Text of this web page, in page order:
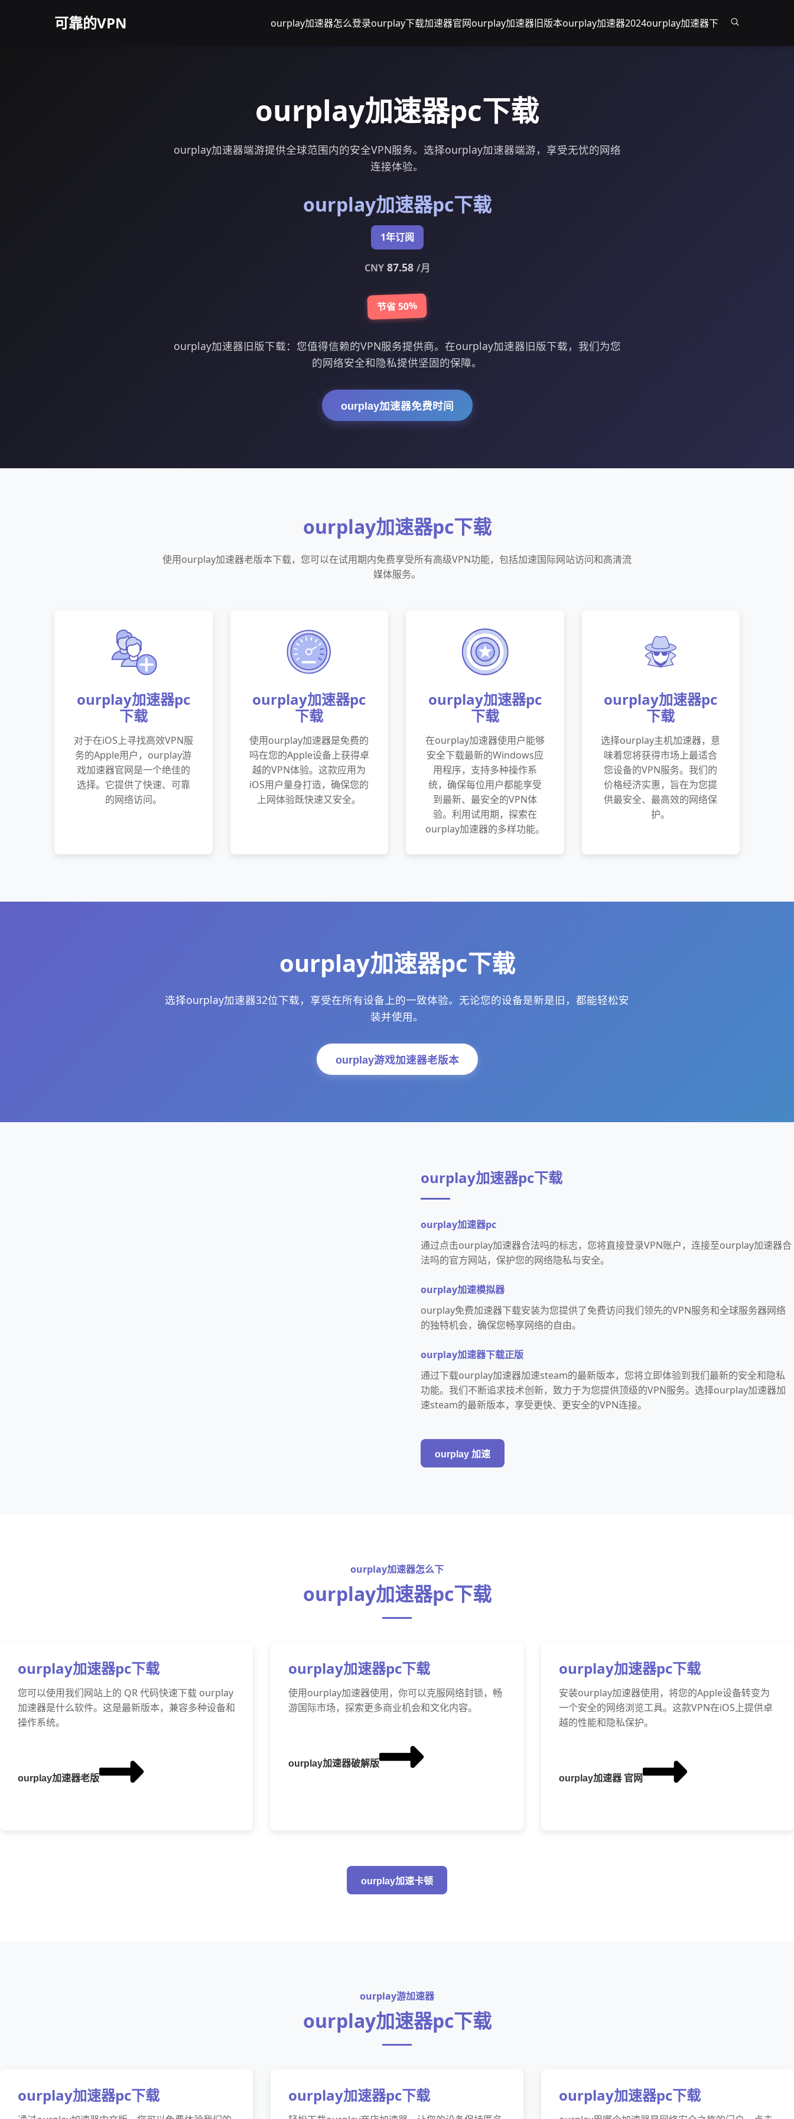
可靠的VPN ourplay加速器怎么登录ourplay下载加速器官网ourplay加速器旧版本ourplay加速器2024ourplay加速器下
ourplay加速器pc下载
ourplay加速器端游提供全球范围内的安全VPN服务。选择ourplay加速器端游，享受无忧的网络
连接体验。
ourplay加速器pc下载
1年订阅
CNY87.58 /月
节省 50%
ourplay加速器旧版下载：您值得信赖的VPN服务提供商。在ourplay加速器旧版下载，我们为您
的网络安全和隐私提供坚固的保障。
ourplay加速器免费时间
ourplay加速器pc下载
使用ourplay加速器老版本下载，您可以在试用期内免费享受所有高级VPN功能，包括加速国际网站访问和高清流
媒体服务。
ourplay加速器pc
下载
对于在iOS上寻找高效VPN服
务的Apple用户，ourplay游
戏加速器官网是一个绝佳的
选择。它提供了快速、可靠
的网络访问。
ourplay加速器pc
下载
使用ourplay加速器是免费的
吗在您的Apple设备上获得卓
越的VPN体验。这款应用为
iOS用户量身打造，确保您的
上网体验既快速又安全。
ourplay加速器pc
下载
在ourplay加速器使用户能够
安全下载最新的Windows应
用程序，支持多种操作系
统，确保每位用户都能享受
到最新、最安全的VPN体
验。利用试用期，探索在
ourplay加速器的多样功能。
ourplay加速器pc
下载
选择ourplay主机加速器，意
味着您将获得市场上最适合
您设备的VPN服务。我们的
价格经济实惠，旨在为您提
供最安全、最高效的网络保
护。
ourplay加速器pc下载
选择ourplay加速器32位下载，享受在所有设备上的一致体验。无论您的设备是新是旧，都能轻松安
装并使用。
ourplay游戏加速器老版本
ourplay加速器pc下载
ourplay加速器pc
通过点击ourplay加速器合法吗的标志，您将直接登录VPN账户，连接至ourplay加速器合
法吗的官方网站，保护您的网络隐私与安全。
ourplay加速模拟器
ourplay免费加速器下载安装为您提供了免费访问我们领先的VPN服务和全球服务器网络
的独特机会，确保您畅享网络的自由。
ourplay加速器下载正版
通过下载ourplay加速器加速steam的最新版本，您将立即体验到我们最新的安全和隐私
功能。我们不断追求技术创新，致力于为您提供顶级的VPN服务。选择ourplay加速器加
速steam的最新版本，享受更快、更安全的VPN连接。
ourplay 加速
ourplay加速器怎么下
ourplay加速器pc下载
ourplay加速器pc下载
您可以使用我们网站上的 QR 代码快速下载 ourplay
加速器是什么软件。这是最新版本，兼容多种设备和
操作系统。
ourplay加速器老版
ourplay加速器pc下载
使用ourplay加速器使用，你可以克服网络封锁，畅
游国际市场，探索更多商业机会和文化内容。
ourplay加速器破解版
ourplay加速器pc下载
安装ourplay加速器使用，将您的Apple设备转变为
一个安全的网络浏览工具。这款VPN在iOS上提供卓
越的性能和隐私保护。
ourplay加速器 官网
ourplay加速卡顿
ourplay游加速器
ourplay加速器pc下载
ourplay加速器pc下载 ourplay加速器pc下载 ourplay加速器pc下载